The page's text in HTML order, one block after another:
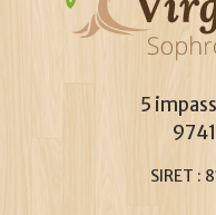
5
SIRET :